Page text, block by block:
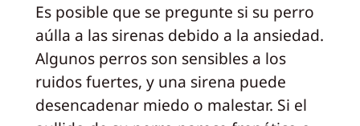
Es posible que se pregunte si su perro
aúlla a las sirenas debido a la ansiedad.
Algunos perros son sensibles a los
ruidos fuertes, y una sirena puede
desencadenar miedo o malestar. Si el